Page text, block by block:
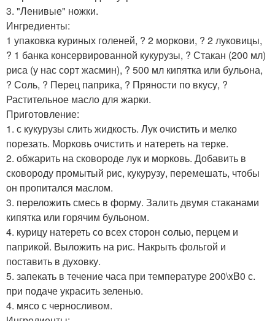
3. "Ленивые" ножки.
Ингредиенты:
1 упаковка куриных голеней, ? 2 моркови, ? 2 луковицы,
? 1 банка консервированной кукурузы, ? Стакан (200 мл)
риса (у нас сорт жасмин), ? 500 мл кипятка или бульона,
? Соль, ? Перец паприка, ? Пряности по вкусу, ?
Растительное масло для жарки.
Приготовление:
1. с кукурузы слить жидкость. Лук очистить и мелко
порезать. Морковь очистить и натереть на терке.
2. обжарить на сковороде лук и морковь. Добавить в
сковороду промытый рис, кукурузу, перемешать, чтобы
он пропитался маслом.
3. переложить смесь в форму. Залить двумя стаканами
кипятка или горячим бульоном.
4. курицу натереть со всех сторон солью, перцем и
паприкой. Выложить на рис. Накрыть фольгой и
поставить в духовку.
5. запекать в течение часа при температуре 200\xB0 с.
при подаче украсить зеленью.
4. мясо с черносливом.